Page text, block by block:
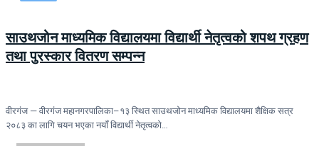
साउथजोन माध्यमिक विद्यालयमा विद्यार्थी नेतृत्वको शपथ ग्रहण
तथा पुरस्कार वितरण सम्पन्न
वीरगंज — वीरगंज महानगरपालिका–१३ स्थित साउथजोन माध्यमिक विद्यालयमा शैक्षिक सत्र
२०८३ का लागि चयन भएका नयाँ विद्यार्थी नेतृत्वको…